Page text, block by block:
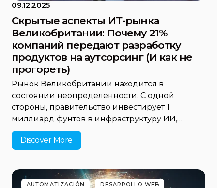
09.12.2025
Скрытые аспекты ИТ-рынка
Великобритании: Почему 21%
компаний передают разработку
продуктов на аутсорсинг (И как не
прогореть)
Рынок Великобритании находится в
состоянии неопределенности. С одной
стороны, правительство инвестирует 1
миллиард фунтов в инфраструктуру ИИ,…
Discover More
AUTOMATIZACIÓN DESARROLLO WEB